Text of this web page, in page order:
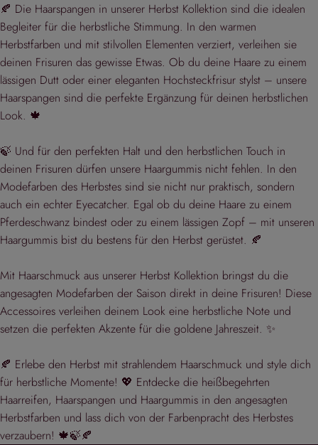
🍂 Die Haarspangen in unserer Herbst Kollektion sind die idealen
Begleiter für die herbstliche Stimmung. In den warmen
Herbstfarben und mit stilvollen Elementen verziert, verleihen sie
deinen Frisuren das gewisse Etwas. Ob du deine Haare zu einem
lässigen Dutt oder einer eleganten Hochsteckfrisur stylst – unsere
Haarspangen sind die perfekte Ergänzung für deinen herbstlichen
Look. 🍁
🍃 Und für den perfekten Halt und den herbstlichen Touch in
deinen Frisuren dürfen unsere Haargummis nicht fehlen. In den
Modefarben des Herbstes sind sie nicht nur praktisch, sondern
auch ein echter Eyecatcher. Egal ob du deine Haare zu einem
Pferdeschwanz bindest oder zu einem lässigen Zopf – mit unseren
Haargummis bist du bestens für den Herbst gerüstet. 🍂
Mit Haarschmuck aus unserer Herbst Kollektion bringst du die
angesagten Modefarben der Saison direkt in deine Frisuren! Diese
Accessoires verleihen deinem Look eine herbstliche Note und
setzen die perfekten Akzente für die goldene Jahreszeit. ✨
🍂 Erlebe den Herbst mit strahlendem Haarschmuck und style dich
für herbstliche Momente! 💖 Entdecke die heißbegehrten
Haarreifen, Haarspangen und Haargummis in den angesagten
Herbstfarben und lass dich von der Farbenpracht des Herbstes
verzaubern! 🍁🍃🍂